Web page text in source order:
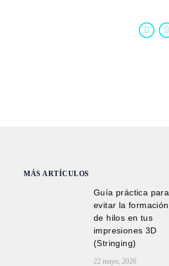
MÁS ARTÍCULOS
Guía práctica para
evitar la formación
de hilos en tus
impresiones 3D
(Stringing)
22 mayo, 2026